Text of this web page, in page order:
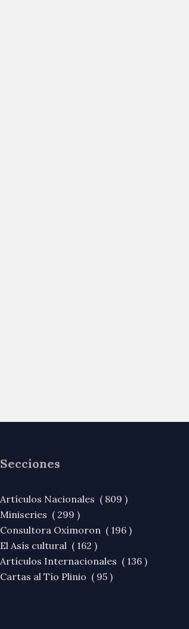
Secciones
Artículos Nacionales ( 809 )
Miniseries ( 299 )
Consultora Oxímoron ( 196 )
El Asís cultural ( 162 )
Artículos Internacionales ( 136 )
Cartas al Tío Plinio ( 95 )